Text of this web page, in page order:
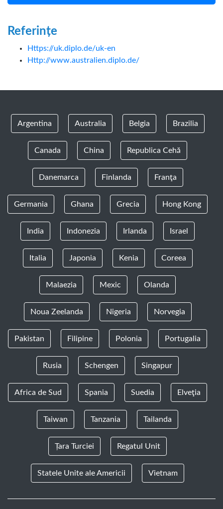
Referințe
Https://uk.diplo.de/uk-en
Http://www.australien.diplo.de/
Argentina Australia Belgia Brazilia
Canada China Republica Cehă
Danemarca Finlanda Franţa
Germania Ghana Grecia Hong Kong
India Indonezia Irlanda Israel
Italia Japonia Kenia Coreea
Malaezia Mexic Olanda
Noua Zeelanda Nigeria Norvegia
Pakistan Filipine Polonia Portugalia
Rusia Schengen Singapur
Africa de Sud Spania Suedia Elveţia
Taiwan Tanzania Tailanda
Țara Turciei Regatul Unit
Statele Unite ale Americii Vietnam